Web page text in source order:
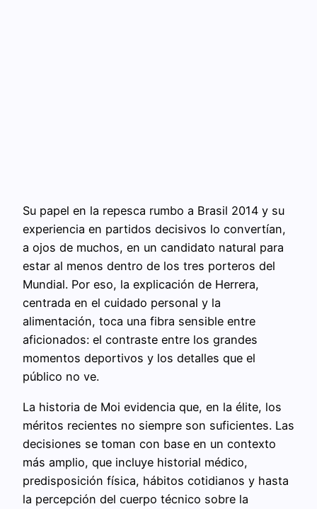
Su papel en la repesca rumbo a Brasil 2014 y su
experiencia en partidos decisivos lo convertían,
a ojos de muchos, en un candidato natural para
estar al menos dentro de los tres porteros del
Mundial. Por eso, la explicación de Herrera,
centrada en el cuidado personal y la
alimentación, toca una fibra sensible entre
aficionados: el contraste entre los grandes
momentos deportivos y los detalles que el
público no ve.
La historia de Moi evidencia que, en la élite, los
méritos recientes no siempre son suficientes. Las
decisiones se toman con base en un contexto
más amplio, que incluye historial médico,
predisposición física, hábitos cotidianos y hasta
la percepción del cuerpo técnico sobre la